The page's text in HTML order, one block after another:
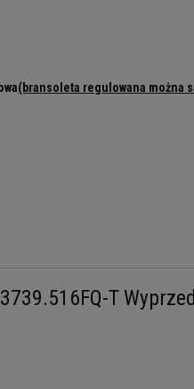
(bransoleta regulowana można
T